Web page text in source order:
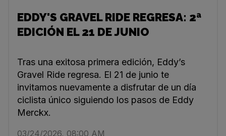
EDDY'S GRAVEL RIDE REGRESA: 2ª
EDICIÓN EL 21 DE JUNIO
Tras una exitosa primera edición, Eddy’s
Gravel Ride regresa. El 21 de junio te
invitamos nuevamente a disfrutar de un día
ciclista único siguiendo los pasos de Eddy
Merckx.
03/24/2026, 08:00 AM